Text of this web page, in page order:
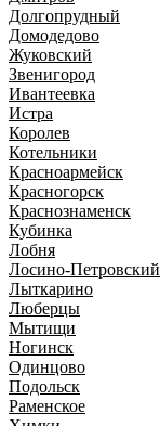
Долгопрудный
Домодедово
Жуковский
Звенигород
Ивантеевка
Истра
Королев
Котельники
Красноармейск
Красногорск
Краснознаменск
Кубинка
Лобня
Лосино-Петровский
Лыткарино
Люберцы
Мытищи
Ногинск
Одинцово
Подольск
Раменское